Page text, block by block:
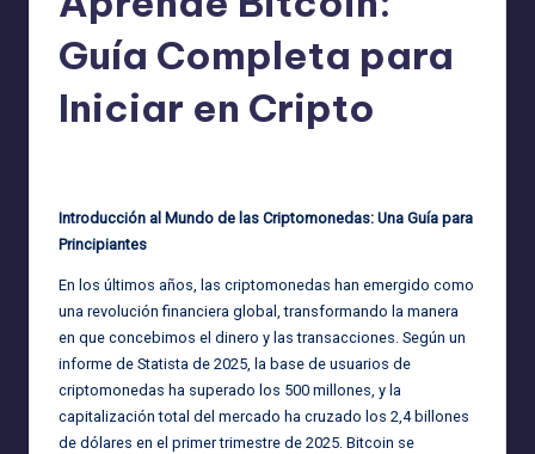
Guía Completa para
Iniciar en Cripto
Introducción al Mundo de las Criptomonedas: Una Guía para
Principiantes
En los últimos años, las criptomonedas han emergido como
una revolución financiera global, transformando la manera
en que concebimos el dinero y las transacciones. Según un
informe de Statista de 2025, la base de usuarios de
criptomonedas ha superado los 500 millones, y la
capitalización total del mercado ha cruzado los 2,4 billones
de dólares en el primer trimestre de 2025. Bitcoin se